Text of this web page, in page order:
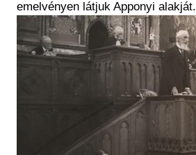
emelvényen látjuk Apponyi alakját.
Image